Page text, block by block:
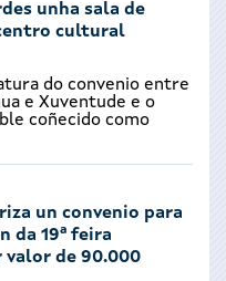
unha sala de
cultural
do convenio entre
e Xuventude e o
coñecido como
un convenio para
da 19ª feira
de 90.000